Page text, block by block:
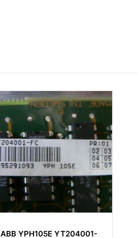
ABB YPH105E YT204001-